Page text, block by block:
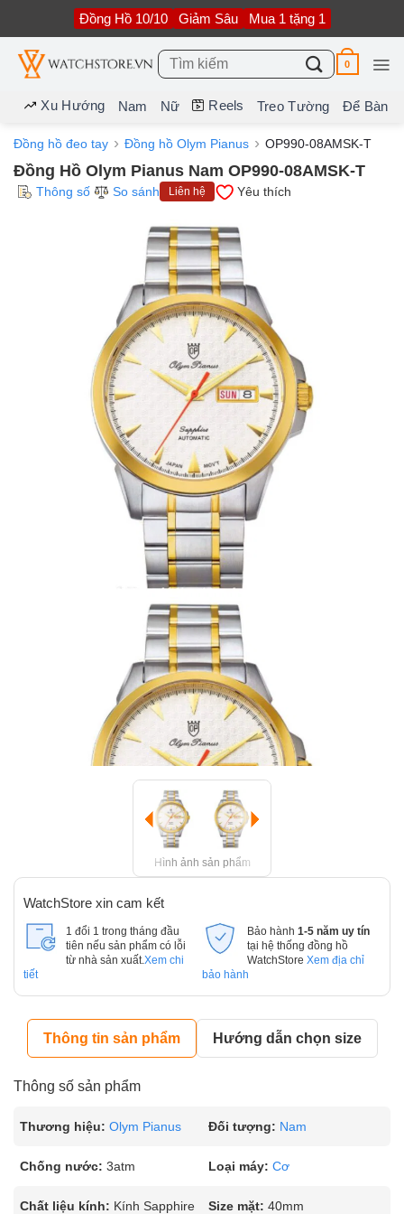
nội
dung
Đồng Hồ 10/10 Giảm Sâu Mua 1 tặng 1
Tìm
kiếm:
0
Xu Hướng Nam Nữ Reels Treo Tường Để Bàn
Đồng hồ đeo tay Đồng hồ Olym Pianus OP990-08AMSK-T
Đồng Hồ Olym Pianus Nam OP990-08AMSK-T
Thông số So sánh Liên hệ Yêu thích
Hình ảnh sản phẩm
WatchStore xin cam kết
1 đổi 1 trong tháng đầu
tiên nếu sản phẩm có lỗi
từ nhà sản xuất. Xem chi
tiết
Bảo hành 1-5 năm uy tín
tại hệ thống đồng hồ
WatchStore Xem địa chỉ
bảo hành
Thông tin sản phẩm Hướng dẫn chọn size
Thông số sản phẩm
Thương hiệu: Olym Pianus Đối tượng: Nam
Chống nước: 3atm Loại máy: Cơ
Chất liệu kính: Kính Sapphire Size mặt: 40mm